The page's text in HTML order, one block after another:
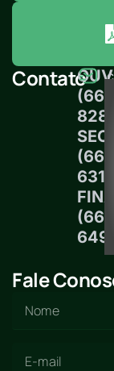
Contato
8289
6313
6497
Fale